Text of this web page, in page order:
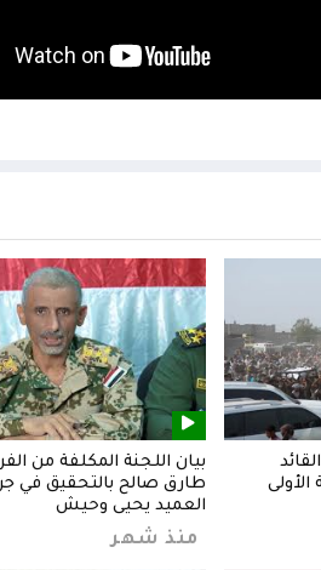
بيان اللجنة المكلفة من
طارق صالح بالتحقيق في
العميد يحيى وحيش
منذ شهر